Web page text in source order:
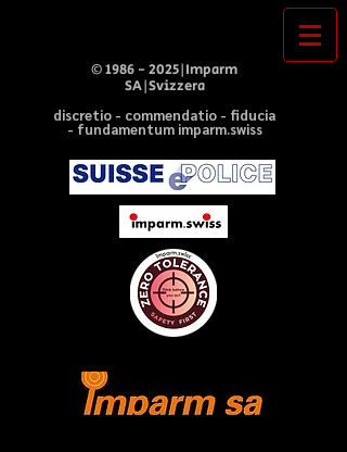
©1986 - 2025|Imparm
SA|Svizzera
discretio - commendatio - fiducia
- fundamentum imparm.swiss